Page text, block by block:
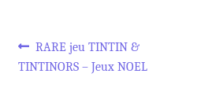
Navigation
Article
précédent :
RARE jeu TINTIN &
TINTINORS – Jeux NOEL